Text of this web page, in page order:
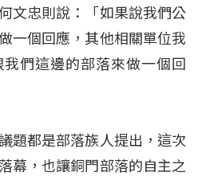
文忠則說：「如果說我們公
一個回應，其他相關單位我
們這邊的部落來做一個回
題都是部落族人提出，這次
幕，也讓銅門部落的自主之